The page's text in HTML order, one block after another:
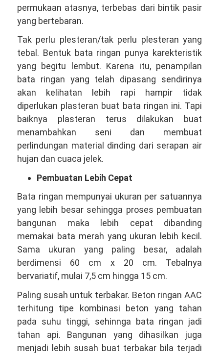
permukaan atasnya, terbebas dari bintik pasir
yang bertebaran.
Tak perlu plesteran/tak perlu plesteran yang
tebal. Bentuk bata ringan punya karekteristik
yang begitu lembut. Karena itu, penampilan
bata ringan yang telah dipasang sendirinya
akan kelihatan lebih rapi hampir tidak
diperlukan plasteran buat bata ringan ini. Tapi
baiknya plasteran terus dilakukan buat
menambahkan seni dan membuat
perlindungan material dinding dari serapan air
hujan dan cuaca jelek.
Pembuatan Lebih Cepat
Bata ringan mempunyai ukuran per satuannya
yang lebih besar sehingga proses pembuatan
bangunan maka lebih cepat dibanding
memakai bata merah yang ukuran lebih kecil.
Sama ukuran yang paling besar, adalah
berdimensi 60 cm x 20 cm. Tebalnya
bervariatif, mulai 7,5 cm hingga 15 cm.
Paling susah untuk terbakar. Beton ringan AAC
terhitung tipe kombinasi beton yang tahan
pada suhu tinggi, sehinnga bata ringan jadi
tahan api. Bangunan yang dihasilkan juga
menjadi lebih susah buat terbakar bila terjadi